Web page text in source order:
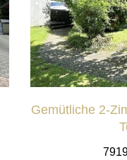
Gemütliche 2-